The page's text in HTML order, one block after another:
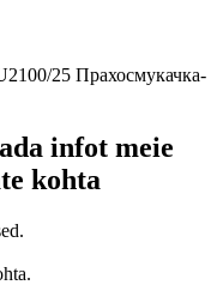
25 Прахосмукачка-
infot meie
kohta